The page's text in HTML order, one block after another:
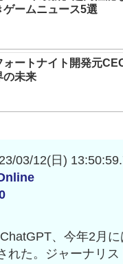
ゲームニュース5選
ォートナイト開発元
の未来
03/12(日)
、今年2月
れた。ジャーナリ